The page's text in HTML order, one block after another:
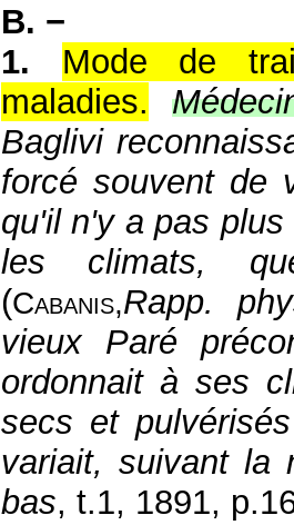
B. −
1.
Mode de
maladies.
Baglivi
forcé souvent de
qu'il n'y a pas
les climats,
(Cabanis,Rapp.
vieux Paré
ordonnait à ses
secs et
variait, suivant la
bas, t.1, 1891,